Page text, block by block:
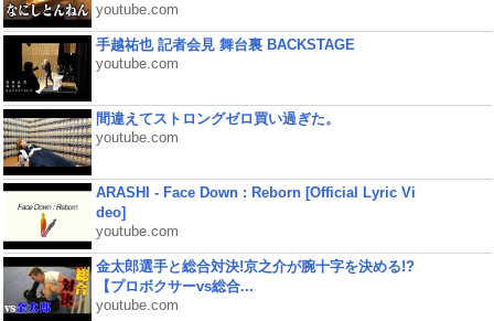
youtube.com
手越祐也 記者会見 舞台裏 BACKSTAGE
youtube.com
間違えてストロングゼロ買い過ぎた。
youtube.com
ARASHI - Face Down : Reborn [Official Lyric Vi
deo]
youtube.com
金太郎選手と総合対決!京之介が腕十字を決める!?
【プロボクサーvs総合...
youtube.com